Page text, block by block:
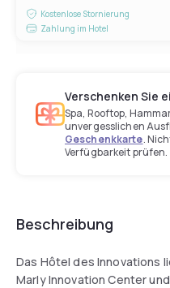
Kostenlose Stornierung
Zahlung im Hotel
Verschenken Sie
Spa, Rooftop,
unvergesslichen
Geschenkkarte.
Verfügbarkeit prüfen.
Beschreibung
Das Hôtel des Innovations
Marly Innovation Center